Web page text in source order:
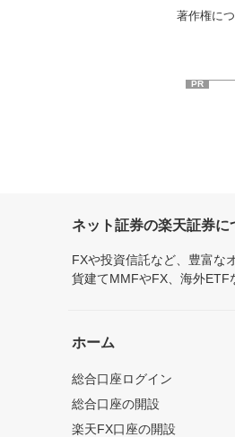
著作権に
PR
ネット証券の楽天証券に
FXや投資信託など、豊富な
貨建てMMFやFX、海外ETF
ホーム
総合口座ログイン
総合口座の開設
楽天FX口座の開設